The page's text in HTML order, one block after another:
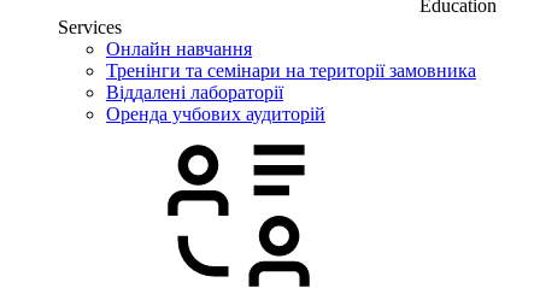
Education
Services
Онлайн навчання
Тренінги та семінари на території замовника
Віддалені лабораторії
Оренда учбових аудиторій